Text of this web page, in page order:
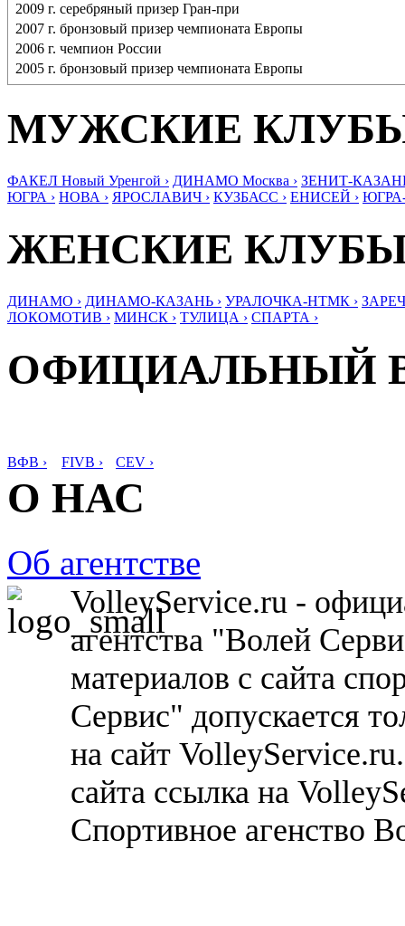
2009 г. серебряный призер Гран-при
2007 г. бронзовый призер чемпионата Европы
2006 г. чемпион России
2005 г. бронзовый призер чемпионата Европы
МУЖСКИЕ
ФАКЕЛ Новый Уренгой › ДИНАМО Москва › ЗЕНИТ-
ЮГРА › НОВА › ЯРОСЛАВИЧ › КУЗБАСС › ЕНИСЕЙ ›
ЖЕНСКИЕ
ДИНАМО › ДИНАМО-КАЗАНЬ › УРАЛОЧКА-НТМК ›
ЛОКОМОТИВ › МИНСК › ТУЛИЦА › СПАРТА ›
ОФИЦИАЛЬНЫЙ
ВФВ › FIVB › CEV ›
О НАС
Об агентстве
VolleyService.ru -
агентства "Волей
материалов с сайта
Сервис" допускается
на сайт
сайта ссылка на
Спортивное агенство